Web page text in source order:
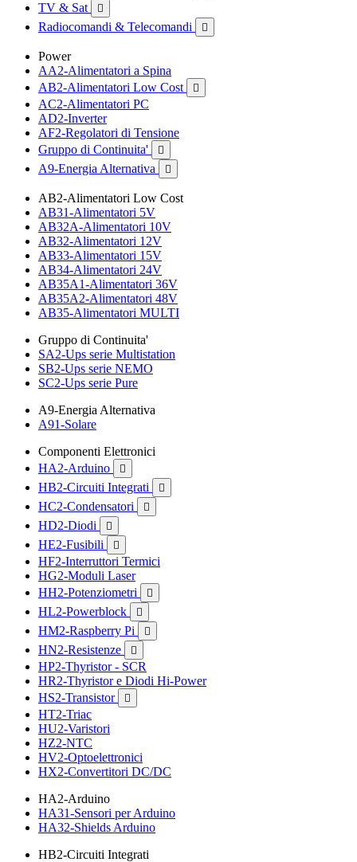
TV & Sat 
Radiocomandi & Telecomandi 
Power
AA2-Alimentatori a Spina
AB2-Alimentatori Low Cost

AC2-Alimentatori PC
AD2-Inverter
AF2-Regolatori di Tensione
Gruppo di Continuita'

A9-Energia Alternativa 
AB2-Alimentatori Low Cost
AB31-Alimentatori 5V
AB32A-Alimentatori 10V
AB32-Alimentatori 12V
AB33-Alimentatori 15V
AB34-Alimentatori 24V
AB35A1-Alimentatori 36V
AB35A2-Alimentatori 48V
AB35-Alimentatori MULTI
Gruppo di Continuita'
SA2-Ups serie Multistation
SB2-Ups serie NEMO
SC2-Ups serie Pure
A9-Energia Alternativa
A91-Solare
Componenti Elettronici
HA2-Arduino

HB2-Circuiti Integrati 
HC2-Condensatori 
HD2-Diodi 
HE2-Fusibili 
HF2-Interruttori Termici
HG2-Moduli Laser
HH2-Potenziometri

HL2-Powerblock 
HM2-Raspberry Pi 
HN2-Resistenze 
HP2-Thyristor - SCR
HR2-Thyristor e Diodi Hi-Power
HS2-Transistor

HT2-Triac
HU2-Varistori
HZ2-NTC
HV2-Optoelettronici
HX2-Convertitori DC/DC
HA2-Arduino
HA31-Sensori per Arduino
HA32-Shields Arduino
HB2-Circuiti Integrati